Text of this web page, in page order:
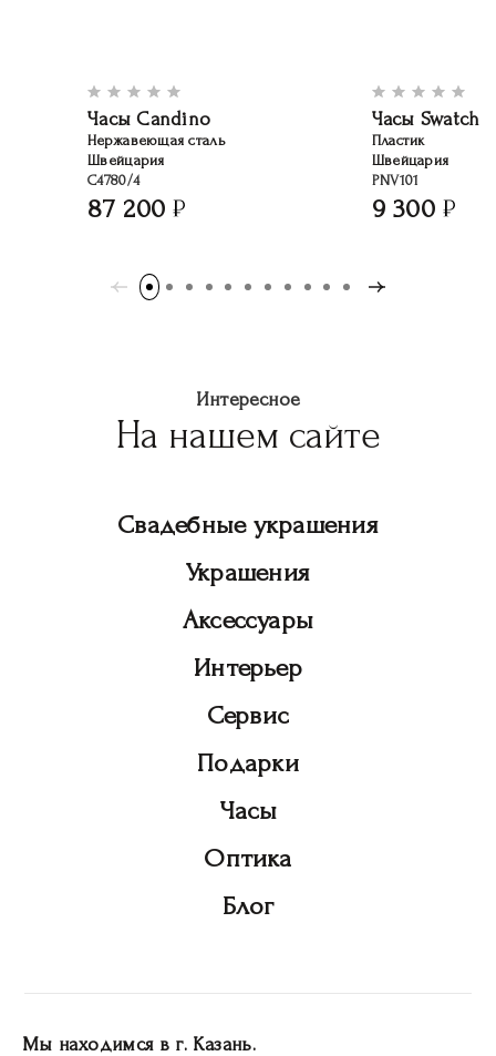
Часы Candino
Нержавеющая сталь
Швейцария
C4780/4
87 200
Часы Swatch
Пластик
Швейцария
PNV101
9 300
Интересное
На нашем сайте
Свадебные украшения
Украшения
Аксессуары
Интерьер
Сервис
Подарки
Часы
Оптика
Блог
Мы находимся в г. Казань.